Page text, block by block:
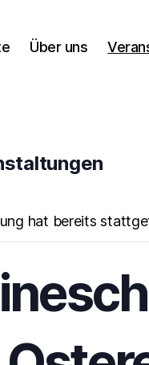
Über uns
hat bereits